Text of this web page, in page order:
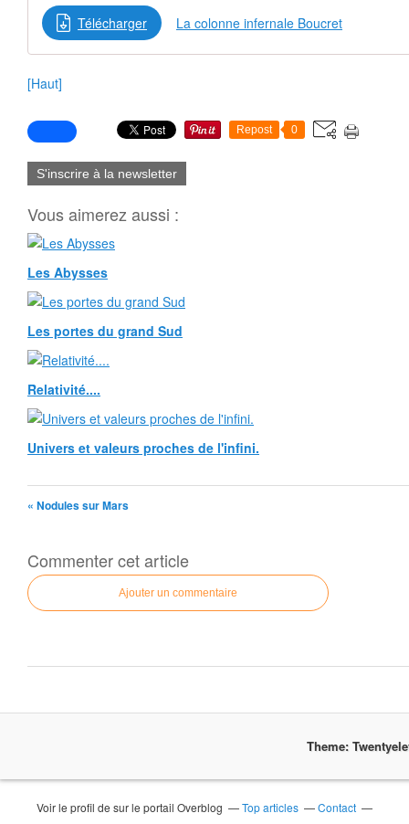
Télécharger La colonne infernale Boucret
[Haut]
Repost 0
S'inscrire à la newsletter
Vous aimerez aussi :
Les Abysses
Les portes du grand Sud
Relativité....
Univers et valeurs proches de l'infini.
« Nodules sur Mars
Commenter cet article
Ajouter un commentaire
Theme:
Voir le profil de sur le portail Overblog Top articles
Contact